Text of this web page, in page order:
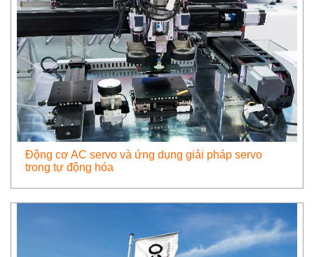
Động cơ AC servo và ứng dụng giải pháp servo
trong tự động hóa